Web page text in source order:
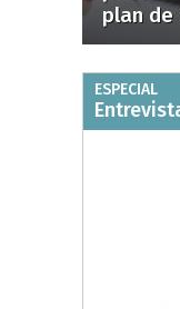
plan
ESPECIAL